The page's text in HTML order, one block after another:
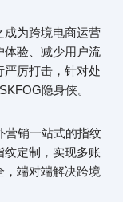
成为跨境电商运营
体验、减少用户流
严厉打击，针对处
隐身侠。
营销一站式的指纹
定制，实现多账
端对端解决跨境